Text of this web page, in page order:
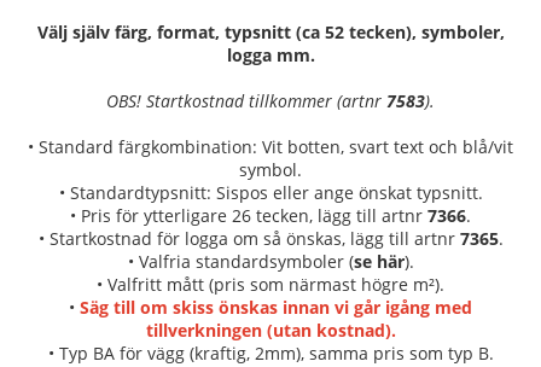
Välj själv färg, format, typsnitt (ca 52 tecken), symboler,
logga mm.
OBS! Startkostnad tillkommer (artnr 7583).
• Standard färgkombination: Vit botten, svart text och blå/vit
symbol.
• Standardtypsnitt: Sispos eller ange önskat typsnitt.
• Pris för ytterligare 26 tecken, lägg till artnr 7366.
• Startkostnad för logga om så önskas, lägg till artnr 7365.
• Valfria standardsymboler (se här).
• Valfritt mått (pris som närmast högre m²).
• Säg till om skiss önskas innan vi går igång med
tillverkningen (utan kostnad).
• Typ BA för vägg (kraftig, 2mm), samma pris som typ B.